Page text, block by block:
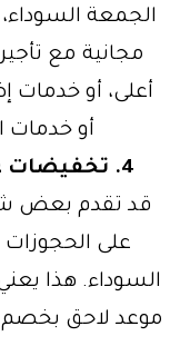
الجمعة
مجانية مع
أعلى، أو
أو خدمات
4. تخفيضات على الحجوزات المستقبلية:
قد تقدم بعض
على
السوداء. هذا
موعد لاحق بخصم